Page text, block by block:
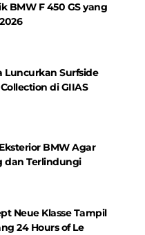
BMW F 450 GS yang
Luncurkan Surfside
di GIIAS
BMW Agar
dan Terlindungi
Neue Klasse Tampil
24 Hours of Le